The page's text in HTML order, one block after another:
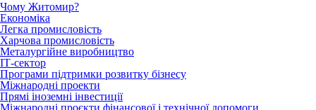
Чому Житомир?
Економіка
Легка промисловість
Харчова промисловість
Металургійне виробництво
ІТ-сектор
Програми підтримки розвитку бізнесу
Міжнародні проекти
Прямі іноземні інвестиції
Міжнародні проєкти фінансової і технічної допомоги